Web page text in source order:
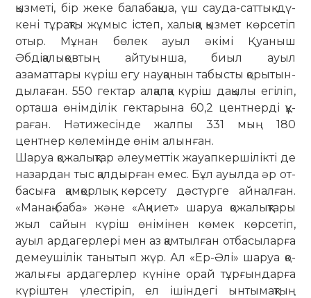
қызметі, бір жеке балабақша, үш сау­да-саттық дү­
кені тұрақты жұмыс істеп, халыққа қыз­мет көрсетіп
отыр. Мұнан бөлек ауыл әкімі Қуа­ныш
Әбдіқалықовтың ай­туынша, биыл ауыл
азаматтары күріш егу нау­қанын табысты қорытын­
дылаған. 550 гектар алқапқа күріш дақылы егіліп,
орташа өнім­­ділік гектарына 60,2 центнерді құ­
раған. Нәтижесінде жалпы 331 мың 180
центнер көлемінде өнім алын­ған.
Шаруа қожалықтар әлеуметтік жа­­уап­кершілікті де
назардан тыс қал­­­дырған емес. Бұл ауылда әр от­
басыға қамқор­лық көрсету дәс­түр­ге айналған.
«Ма­нақ-баба» және «Ақ­ниет» ­ша­руа қожа­лық­тары
жыл сайын кү­ріш өнімінен көмек көрсетіп,
ауыл ардагерлері мен аз қамтылған отбасыларға
демеушілік танытып жүр. Ал «Ер-Әлі» шаруа қо­
жалығы ардагерлер күніне орай тұр­ғындарға
күріштен үлестіріп, ел ішін­дегі ынтымақтың